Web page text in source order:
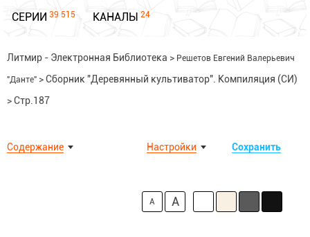
СЕРИИ 39 515 КАНАЛЫ 24
Литмир - Электронная Библиотека > Решетов Евгений Валерьевич
"Данте" >Сборник "Деревянный культиватор". Компиляция (СИ)
>Стр.187
Содержание Сохранить
Настройки
A A